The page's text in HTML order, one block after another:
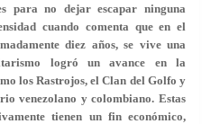
para no dejar escapar ninguna
cuando comenta que en el
diez años, se vive una
logró un avance en la
los Rastrojos, el Clan del Golfo y
venezolano y colombiano. Estas
tienen un fin económico,